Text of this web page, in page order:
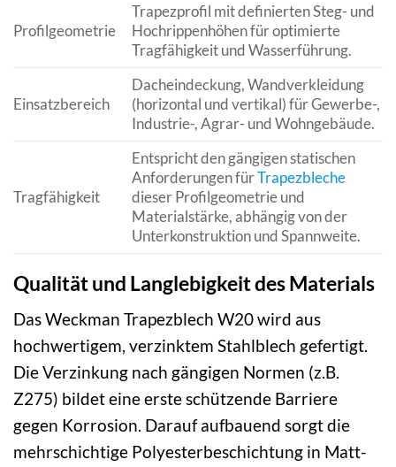
Profilgeometrie
Trapezprofil mit definierten Steg- und
Hochrippenhöhen für optimierte
Tragfähigkeit und Wasserführung.
Einsatzbereich
Dacheindeckung, Wandverkleidung
(horizontal und vertikal) für Gewerbe-,
Industrie-, Agrar- und Wohngebäude.
Tragfähigkeit
Entspricht den gängigen statischen
Anforderungen fürTrapezbleche
dieser Profilgeometrie und
Materialstärke, abhängig von der
Unterkonstruktion und Spannweite.
Qualität und Langlebigkeit des Materials
Das Weckman Trapezblech W20 wird aus
hochwertigem, verzinktem Stahlblech gefertigt.
Die Verzinkung nach gängigen Normen (z.B.
Z275) bildet eine erste schützende Barriere
gegen Korrosion. Darauf aufbauend sorgt die
mehrschichtige Polyesterbeschichtung in Matt-